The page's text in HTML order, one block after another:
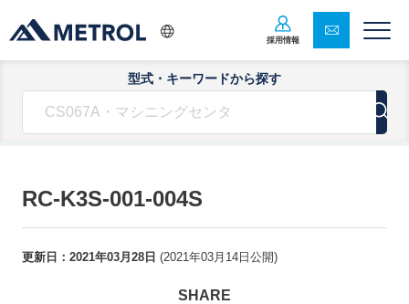
採用情報
型式・キーワードから探す
RC-K3S-001-004S
更新日： 2021年03月28日 (2021年03月14日 公開)
SHARE